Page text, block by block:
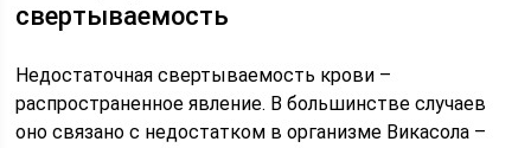
свертываемость
Недостаточная свертываемость крови –
распространенное явление. В большинстве случаев
оно связано с недостатком в организме Викасола –